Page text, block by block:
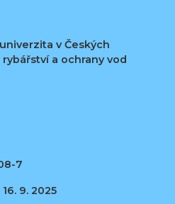
v Českých
a ochrany vod
7
16. 9. 2025